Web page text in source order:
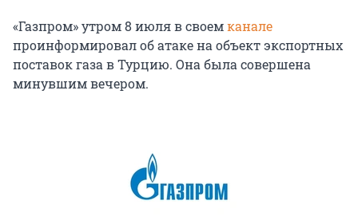
«Газпром» утром 8 июля в своемканале
проинформировал об атаке на объект экспортных
поставок газа в Турцию. Она была совершена
минувшим вечером.